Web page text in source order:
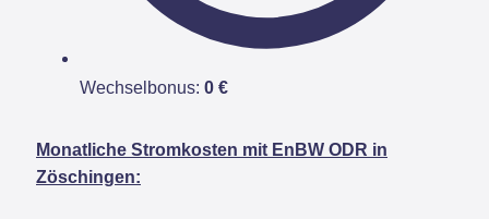
Wechselbonus: 0 €
Monatliche Stromkosten mit EnBW ODR in
Zöschingen: